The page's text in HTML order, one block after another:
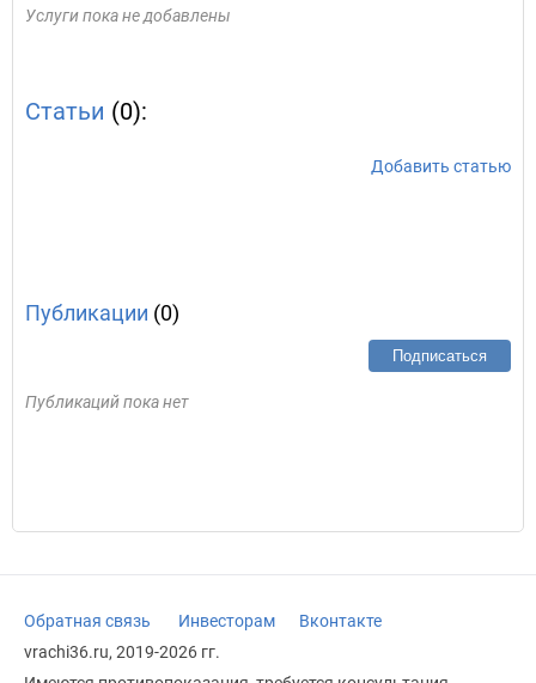
Услуги пока не добавлены
Статьи (0):
Добавить статью
Публикации (0)
Подписаться
Публикаций пока нет
Обратная связь Инвесторам
Вконтакте
vrachi36.ru, 2019-2026 гг.